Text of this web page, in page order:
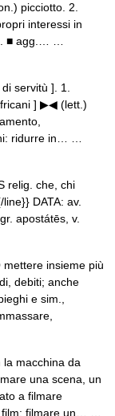
picciotto. 2.
interessi in
■ agg.… …
servitù ]. 1.
] ▶◀ (lett.)
ridurre in… …
relig. che, chi
DATA: av.
apostátēs, v.
mettere insieme più
debiti; anche
e sim.,
macchina da
una scena, un
a filmare
film: filmare un… …